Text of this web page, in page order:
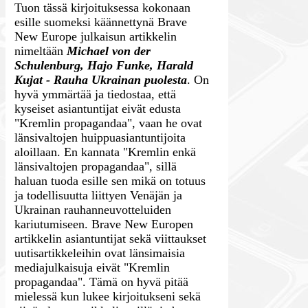
Tuon tässä kirjoituksessa kokonaan
esille suomeksi käännettynä Brave
New Europe julkaisun artikkelin
nimeltäänMichael von der
Schulenburg, Hajo Funke, Harald
Kujat - Rauha Ukrainan puolesta. On
hyvä ymmärtää ja tiedostaa, että
kyseiset asiantuntijat eivät edusta
"Kremlin propagandaa", vaan he ovat
länsivaltojen huippuasiantuntijoita
aloillaan. En kannata "Kremlin enkä
länsivaltojen propagandaa", sillä
haluan tuoda esille sen mikä on totuus
ja todellisuutta liittyen Venäjän ja
Ukrainan rauhanneuvotteluiden
kariutumiseen. Brave New Europen
artikkelin asiantuntijat sekä viittaukset
uutisartikkeleihin ovat länsimaisia
mediajulkaisuja eivät "Kremlin
propagandaa". Tämä on hyvä pitää
mielessä kun lukee kirjoitukseni sekä